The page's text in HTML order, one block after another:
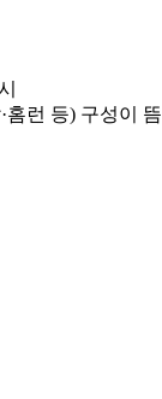
홈런 등) 구성이 뜸